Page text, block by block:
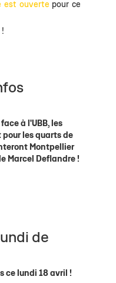
est ouverte pour ce
!
à l'UBB, les
les quarts de
Montpellier
Marcel Deflandre !
de
ce lundi 18 avril !